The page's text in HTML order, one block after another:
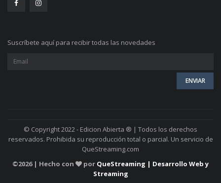
Suscríbete aquí para recibir todas las novedades
© Copyright 2022 - Edicion Abierta ® | Todos los derechos
reservados. Prohibida su reproducción total o parcial. Un servicio de
QueStreaming.com
©2026 | Hecho con por QueStreaming | Desarrollo Web y
Streaming